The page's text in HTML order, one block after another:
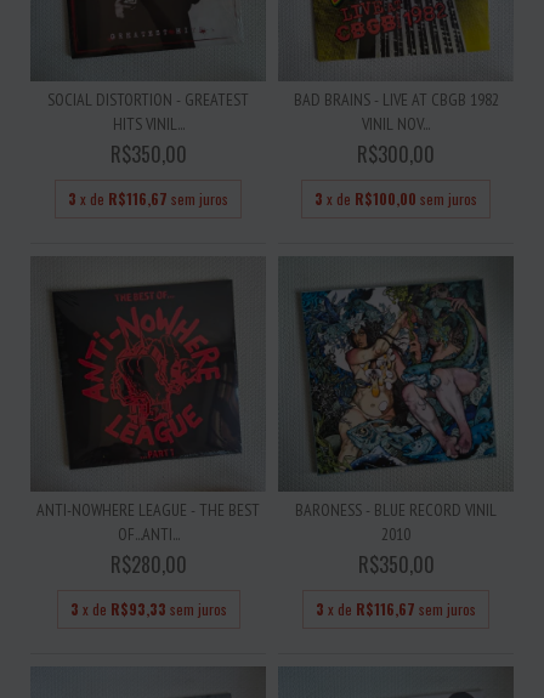
SOCIAL DISTORTION - GREATEST
HITS VINIL...
R$350,00
3 x de R$116,67 sem juros
BAD BRAINS - LIVE AT CBGB 1982
VINIL NOV...
R$300,00
3 x de R$100,00 sem juros
ANTI-NOWHERE LEAGUE - THE BEST
OF...ANTI...
R$280,00
3 x de R$93,33 sem juros
BARONESS - BLUE RECORD VINIL
2010
R$350,00
3 x de R$116,67 sem juros